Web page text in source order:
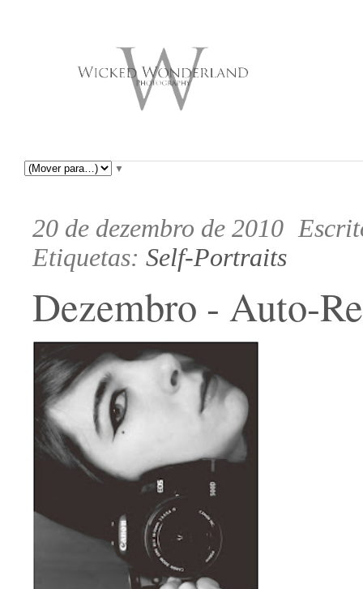
▼
20 de dezembro de 2010
Etiquetas: Self-Portraits
Dezembro - Auto-